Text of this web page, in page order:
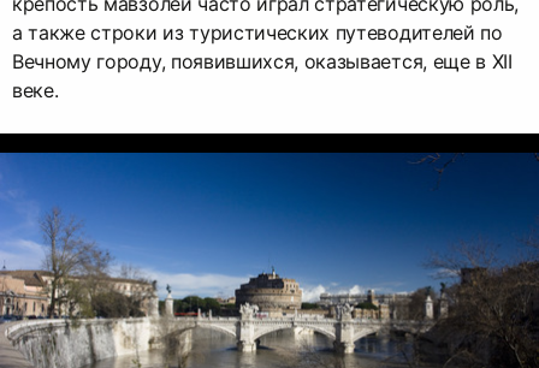
а также строки из туристических путеводителей по
Вечному городу, появившихся, оказывается, еще в XII
веке.